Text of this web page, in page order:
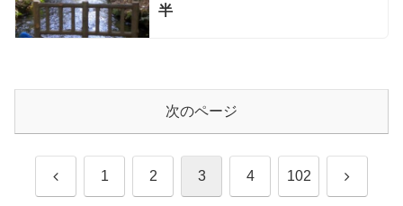
半
次のページ
前 1 2 3 4 102 次